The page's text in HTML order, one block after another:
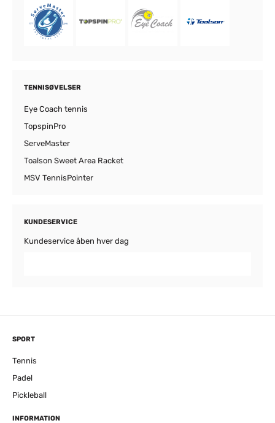
TENNISØVELSER
Eye Coach tennis
TopspinPro
ServeMaster
Toalson Sweet Area Racket
MSV TennisPointer
KUNDESERVICE
Kundeservice åben hver dag
SPORT
Tennis
Padel
Pickleball
INFORMATION